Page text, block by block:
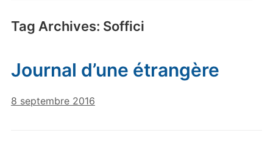
Tag Archives: Soffici
Journal d’une étrangère
8 septembre 2016